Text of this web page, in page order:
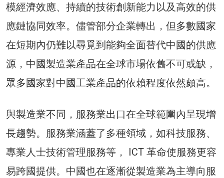
模經濟效應、持續的技術創新能力以及高效的供
應鏈協同效率。儘管部分企業轉出，但多數國家
在短期內仍難以尋覓到能夠全面替代中國的供應
源，中國製造業產品在全球市場依舊不可或缺，
眾多國家對中國工業產品的依賴程度依然頗高。
與製造業不同，服務業出口在全球範圍內呈現增
長趨勢。服務業涵蓋了多種領域，如科技服務、
專業人士技術管理服務等， ICT 革命使服務更容
易跨國提供。中國也在逐漸從製造業為主導向服